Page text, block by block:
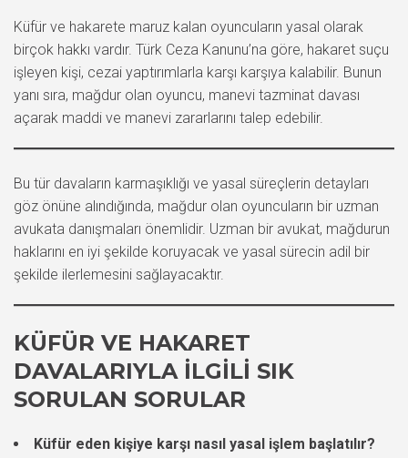
Küfür ve hakarete maruz kalan oyuncuların yasal olarak
birçok hakkı vardır. Türk Ceza Kanunu’na göre, hakaret suçu
işleyen kişi, cezai yaptırımlarla karşı karşıya kalabilir. Bunun
yanı sıra, mağdur olan oyuncu, manevi tazminat davası
açarak maddi ve manevi zararlarını talep edebilir.
Bu tür davaların karmaşıklığı ve yasal süreçlerin detayları
göz önüne alındığında, mağdur olan oyuncuların bir uzman
avukata danışmaları önemlidir. Uzman bir avukat, mağdurun
haklarını en iyi şekilde koruyacak ve yasal sürecin adil bir
şekilde ilerlemesini sağlayacaktır.
KÜFÜR VE HAKARET
DAVALARIYLA İLGILI SIK
SORULAN SORULAR
Küfür eden kişiye karşı nasıl yasal işlem başlatılır?